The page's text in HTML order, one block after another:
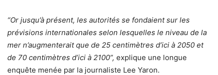
“Or jusqu’à présent, les autorités se fondaient sur les
prévisions internationales selon lesquelles le niveau de la
mer n’augmenterait que de 25 centimètres d’ici à 2050 et
de 70 centimètres d’ici à 2100”, explique une longue
enquête menée par la journaliste Lee Yaron.